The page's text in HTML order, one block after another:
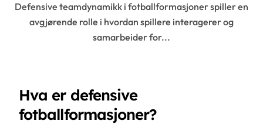
Defensive teamdynamikk i fotballformasjoner spiller en
avgjørende rolle i hvordan spillere interagerer og
samarbeider for...
Hva er defensive
fotballformasjoner?